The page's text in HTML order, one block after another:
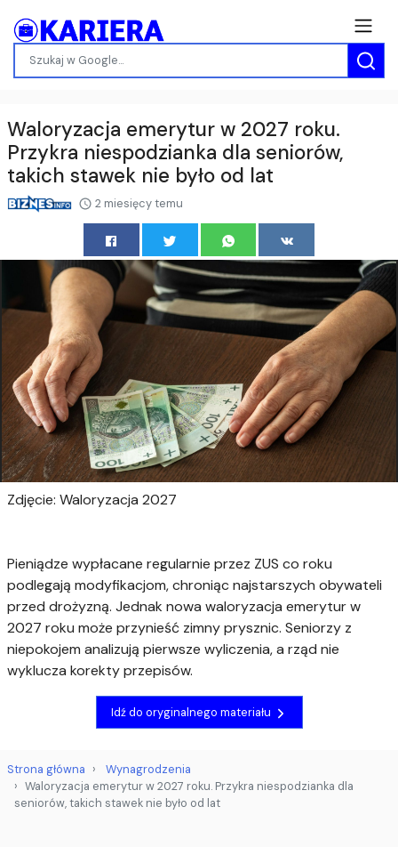
Waloryzacja emerytur w 2027 roku.
Przykra niespodzianka dla seniorów,
takich stawek nie było od lat
2 miesięcy temu
Zdjęcie: Waloryzacja 2027
Pieniądze wypłacane regularnie przez ZUS co roku
podlegają modyfikacjom, chroniąc najstarszych obywateli
przed drożyzną. Jednak nowa waloryzacja emerytur w
2027 roku może przynieść zimny prysznic. Seniorzy z
niepokojem analizują pierwsze wyliczenia, a rząd nie
wyklucza korekty przepisów.
Idź do oryginalnego materiału
Strona główna
Wynagrodzenia
Waloryzacja emerytur w 2027 roku. Przykra niespodzianka dla
seniorów, takich stawek nie było od lat